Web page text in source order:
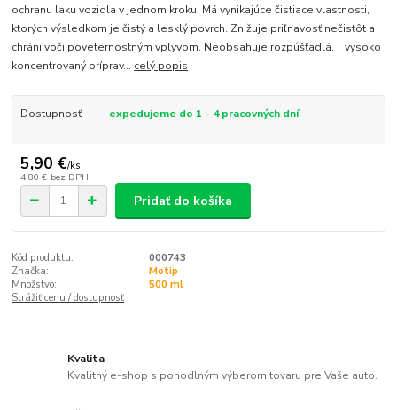
ochranu laku vozidla v jednom kroku. Má vynikajúce čistiace vlastnosti,
ktorých výsledkom je čistý a lesklý povrch. Znižuje priľnavosť nečistôt a
chráni voči poveternostným vplyvom. Neobsahuje rozpúšťadlá. vysoko
koncentrovaný príprav... celý popis
Dostupnosť expedujeme do 1 - 4 pracovných dní
5,90 €/ks
4,80 € bez DPH
Pridať do košíka
Kód produktu:
000743
Značka:
Motip
Množstvo:
500 ml
Strážiť cenu / dostupnosť
Kvalita
Kvalitný e-shop s pohodlným výberom tovaru pre Vaše auto.